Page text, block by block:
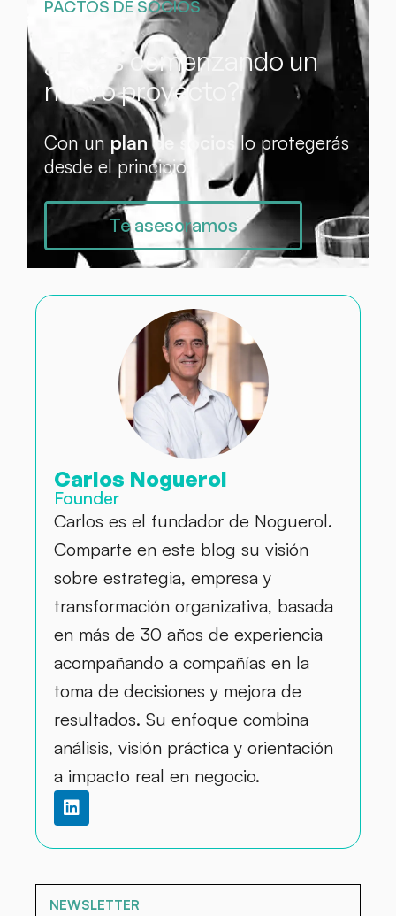
PACTOS DE SOCIOS
¿Estás comenzando un
nuevo proyecto?
Con un plan de socios lo protegerás
desde el principio.
Te asesoramos
Carlos Noguerol
Founder
Carlos es el fundador de Noguerol.
Comparte en este blog su visión
sobre estrategia, empresa y
transformación organizativa, basada
en más de 30 años de experiencia
acompañando a compañías en la
toma de decisiones y mejora de
resultados. Su enfoque combina
análisis, visión práctica y orientación
a impacto real en negocio.
NEWSLETTER